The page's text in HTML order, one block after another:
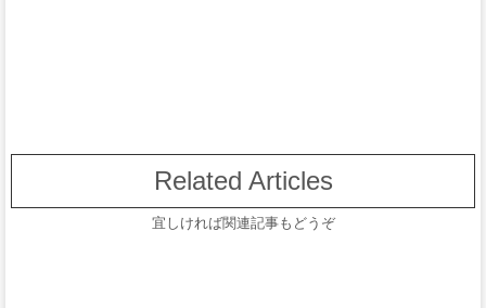
Related Articles
宜しければ関連記事もどうぞ